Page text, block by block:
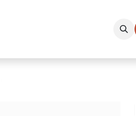
Servicios